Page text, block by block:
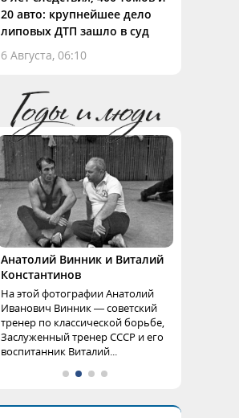
20 авто: крупнейшее дело
липовых ДТП зашло в суд
6 Августа, 06:10
Анатолий Винник и Виталий
Константинов
На этой фотографии Анатолий
Иванович Винник — советский
тренер по классической борьбе,
Заслуженный тренер СССР и его
воспитанник Виталий...